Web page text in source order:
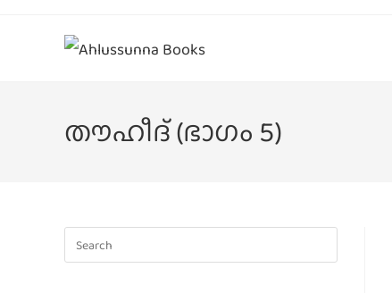
തൗഹീദ് (ഭാഗം 5)